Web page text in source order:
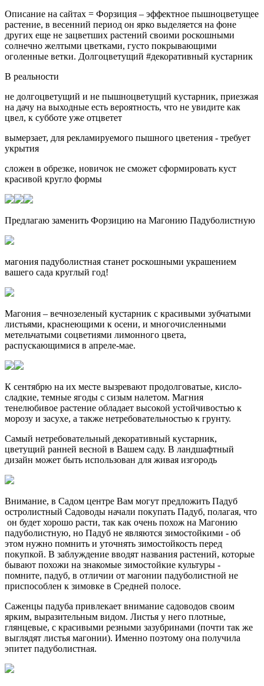
Описание на сайтах = Форзиция – эффектное пышноцветущее
растение, в весенний период он ярко выделяется на фоне
других еще не зацветших растений своими роскошными
солнечно желтыми цветками, густо покрывающими
оголенные ветки. Долгоцветущий #декоративный кустарник
В реальности
не долгоцветущий и не пышноцветущий кустарник, приезжая
на дачу на выходные есть вероятность, что не увидите как
цвел, к субботе уже отцветет
вымерзает, для рекламируемого пышного цветения - требует
укрытия
сложен в обрезке, новичок не сможет сформировать куст
красивой кругло формы
Предлагаю заменить Форзицию на Магонию Падуболистную
магония падуболистная станет роскошными украшением
вашего сада круглый год!
Магония – вечнозеленый кустарник с красивыми зубчатыми
листьями, краснеющими к осени, и многочисленными
метельчатыми соцветиями лимонного цвета,
распускающимися в апреле-мае.
К сентябрю на их месте вызревают продолговатые, кисло-
сладкие, темные ягоды с сизым налетом. Магния
тенелюбивое растение обладает высокой устойчивостью к
морозу и засухе, а также нетребовательностью к грунту.
Самый нетребовательный декоративный кустарник,
цветущий ранней весной в Вашем саду. В ландшафтный
дизайн может быть использован для живая изгородь
Внимание, в Садом центре Вам могут предложить Падуб
остролистный Садоводы начали покупать Падуб, полагая, что
он будет хорошо расти, так как очень похож на Магонию
падуболистную, но Падуб не являются зимостойкими - об
этом нужно помнить и уточнять зимостойкость перед
покупкой. В заблуждение вводят названия растений, которые
бывают похожи на знакомые зимостойкие культуры -
помните, падуб, в отличии от магонии падуболистной не
приспособлен к зимовке в Средней полосе.
Саженцы падуба привлекает внимание садоводов своим
ярким, выра­зительным видом. Листья у него плотные,
глянцевые, с красивыми резными зазубринами (почти так же
выглядят листья магонии). Именно поэтому она получила
эпитет падуболистная.